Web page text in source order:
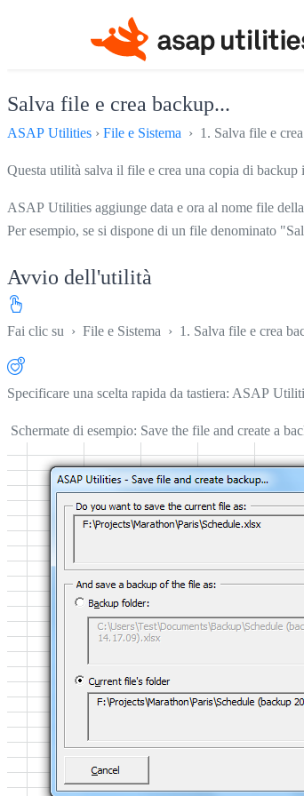
Salva file e crea backup...
ASAP Utilities › File e Sistema › 1. Salva file e
Questa utilità salva il file e crea una copia di
ASAP Utilities aggiunge data e ora al nome file
Per esempio, se si dispone di un file denominato
Avvio dell'utilità
Fai clic su › File e Sistema › 1. Salva file e crea
Specificare una scelta rapida da tastiera: ASAP
Schermate di esempio: Save the file and create a